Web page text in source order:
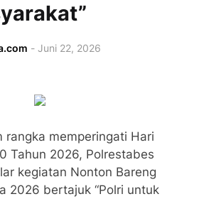
- Juni 22, 2026
rangka memperingati Hari
Tahun 2026, Polrestabes
kegiatan Nonton Bareng
2026 bertajuk “Polri untuk